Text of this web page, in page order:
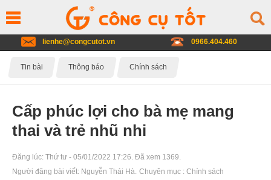
0966.404.460
lienhe@congcutot.vn
Tin bài Thông báo Chính sách
Cấp phúc lợi cho bà mẹ mang
thai và trẻ nhũ nhi
Đăng lúc: Thứ tư - 05/01/2022 17:26 . Đã xem 1369.
Người đăng bài viết: Nguyễn Thái Hà Chuyên mục : Chính sách